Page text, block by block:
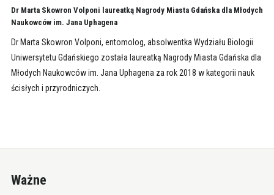
Dr Marta Skowron Volponi laureatką Nagrody Miasta Gdańska dla Młodych
Naukowców im. Jana Uphagena
Dr Marta Skowron Volponi, entomolog, absolwentka Wydziału Biologii
Uniwersytetu Gdańskiego została laureatką Nagrody Miasta Gdańska dla
Młodych Naukowców im. Jana Uphagena za rok 2018 w kategorii nauk
ścisłych i przyrodniczych.
Ważne